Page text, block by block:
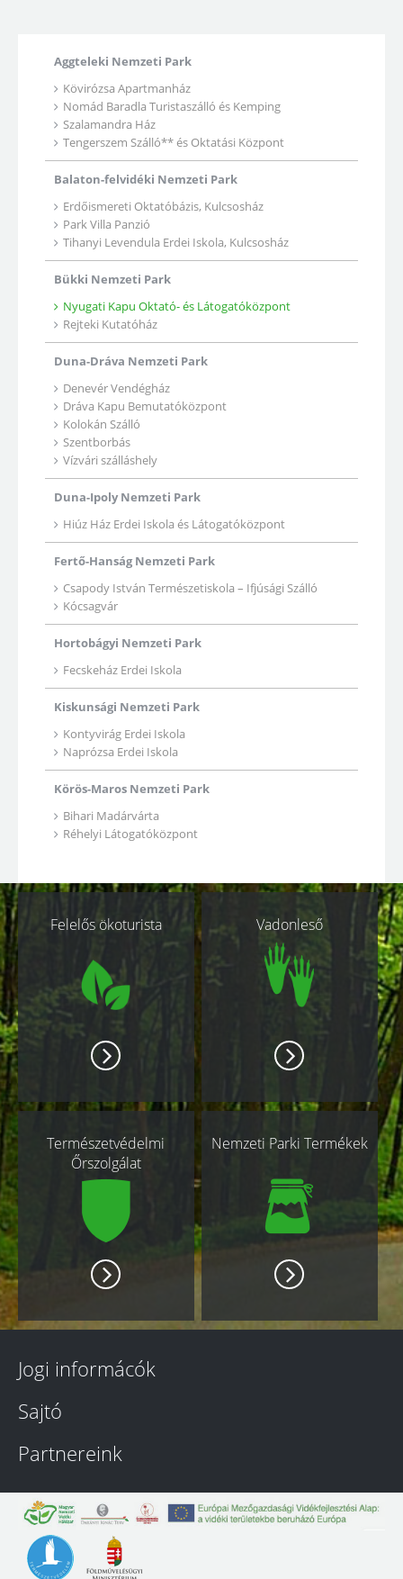
Aggteleki Nemzeti Park
Kövirózsa Apartmanház
Nomád Baradla Turistaszálló és Kemping
Szalamandra Ház
Tengerszem Szálló** és Oktatási Központ
Balaton-felvidéki Nemzeti Park
Erdőismereti Oktatóbázis, Kulcsosház
Park Villa Panzió
Tihanyi Levendula Erdei Iskola, Kulcsosház
Bükki Nemzeti Park
Nyugati Kapu Oktató- és Látogatóközpont
Rejteki Kutatóház
Duna-Dráva Nemzeti Park
Denevér Vendégház
Dráva Kapu Bemutatóközpont
Kolokán Szálló
Szentborbás
Vízvári szálláshely
Duna-Ipoly Nemzeti Park
Hiúz Ház Erdei Iskola és Látogatóközpont
Fertő-Hanság Nemzeti Park
Csapody István Természetiskola – Ifjúsági Szálló
Kócsagvár
Hortobágyi Nemzeti Park
Fecskeház Erdei Iskola
Kiskunsági Nemzeti Park
Kontyvirág Erdei Iskola
Naprózsa Erdei Iskola
Körös-Maros Nemzeti Park
Bihari Madárvárta
Réhelyi Látogatóközpont
Kapcsolódó
oldalakFelelős ökoturista Vadonleső
Természetvédelmi
Őrszolgálat
Nemzeti Parki Termékek
Jogi informácók
Sajtó
Partnereink